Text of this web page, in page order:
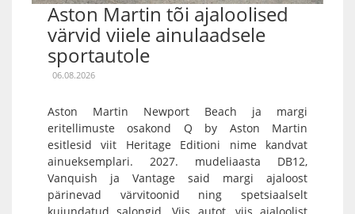
Aston Martin tõi ajaloolised
värvid viiele ainulaadsele
sportautole
06.08.2026
Aston Martin Newport Beach ja margi
eritellimuste osakond Q by Aston Martin
esitlesid viit Heritage Editioni nime kandvat
ainueksemplari. 2027. mudeliaasta DB12,
Vanquish ja Vantage said margi ajaloost
pärinevad värvitoonid ning spetsiaalselt